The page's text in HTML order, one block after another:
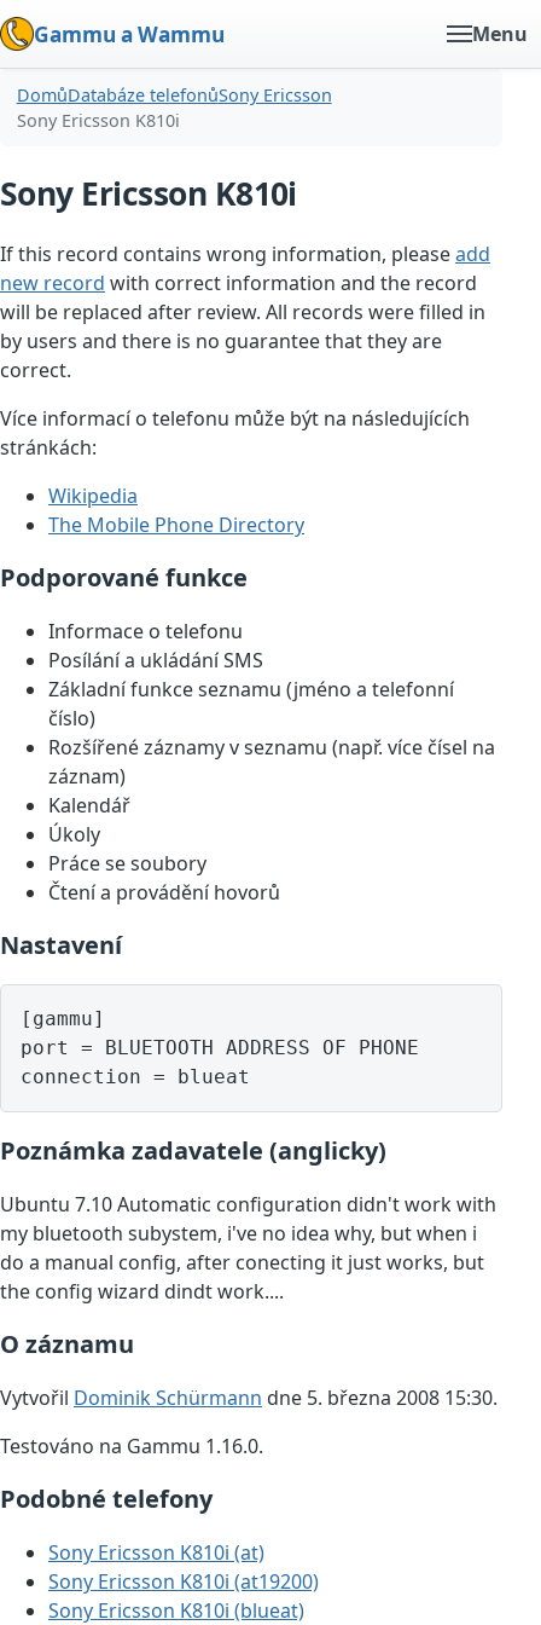
Gammu a Wammu Menu
DomůDatabáze telefonůSony Ericsson
Sony Ericsson K810i
Sony Ericsson K810i
If this record contains wrong information, pleaseadd
new record with correct information and the record
will be replaced after review. All records were filled in
by users and there is no guarantee that they are
correct.
Více informací o telefonu může být na následujících
stránkách:
Wikipedia
The Mobile Phone Directory
Podporované funkce
Informace o telefonu
Posílání a ukládání SMS
Základní funkce seznamu (jméno a telefonní
číslo)
Rozšířené záznamy v seznamu (např. více čísel na
záznam)
Kalendář
Úkoly
Práce se soubory
Čtení a provádění hovorů
Nastavení
[gammu]
port = BLUETOOTH ADDRESS OF PHONE
Poznámka zadavatele (anglicky)
Ubuntu 7.10 Automatic configuration didn't work with
my bluetooth subystem, i've no idea why, but when i
do a manual config, after conecting it just works, but
the config wizard dindt work....
O záznamu
Vytvořil Dominik Schürmann dne 5. března 2008 15:30.
Testováno na Gammu 1.16.0.
Podobné telefony
Sony Ericsson K810i (at)
Sony Ericsson K810i (at19200)
Sony Ericsson K810i (blueat)